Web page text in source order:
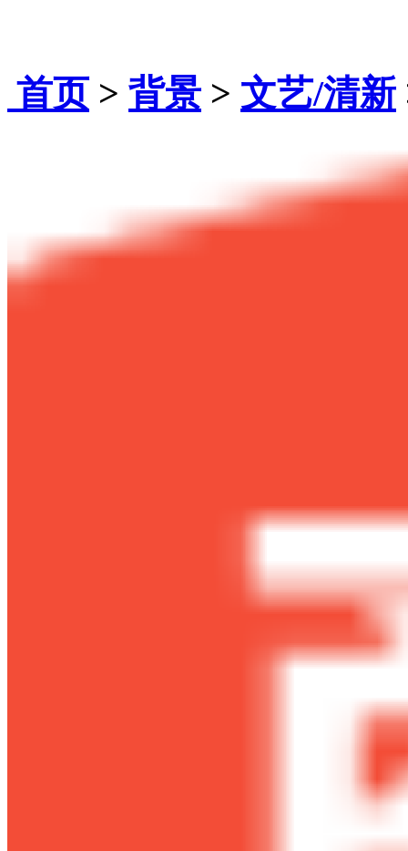
首页> 背景 > 文艺/清新